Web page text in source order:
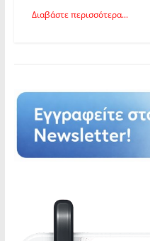
Διαβάστε περισσότερα...